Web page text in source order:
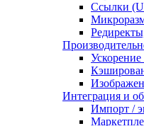
Ссылки
Ускорение
Интеграция и
Импорт /